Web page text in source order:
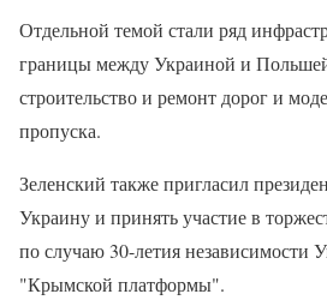
Отдельной темой стали ряд
границы между Украиной и
строительство и ремонт дорог и
пропуска.
Зеленский также пригласил
Украину и принять участие в
по случаю 30-летия независимости
"Крымской платформы".